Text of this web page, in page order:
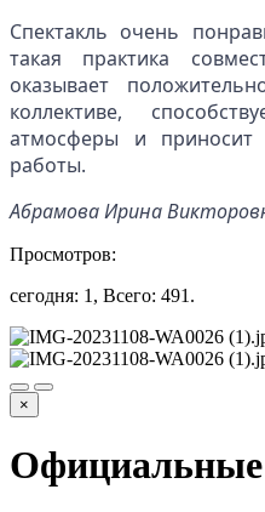
Спектакль очень
такая практика
оказывает
коллективе,
атмосферы и приносит
работы.
Абрамова Ирина
Просмотров:
сегодня: 1, Всего: 491.
×
Официальные